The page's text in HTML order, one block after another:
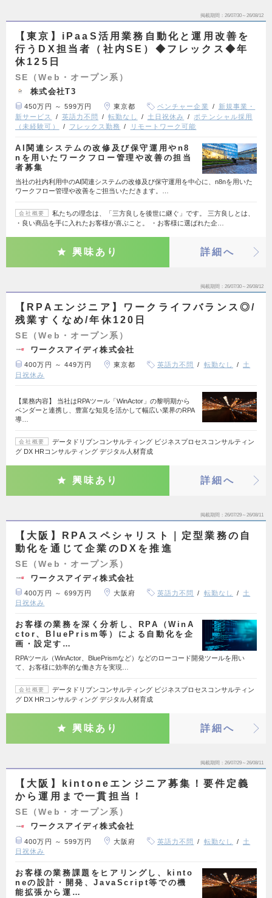
掲載期間 26/07/30～26/08/12
【東京】iPaaS活用業務自動化と運用改善を
行うDX担当者（社内SE）◆フレックス◆年
休125日
SE（Web・オープン系）
株式会社T3
450万円 ～ 599万円 東京都 ベンチャー企業
新規事業・
新サービス
英語力不問 転勤なし 土日祝休み
ポテンシャル採用
（未経験可）
フレックス勤務 リモートワーク可能
AI関連システムの改修及び保守運用やn8
nを用いたワークフロー管理や改善の担当
者募集
当社の社内利用中のAI関連システムの改修及び保守運用を中心に、n8nを用いた
ワークフロー管理や改善をご担当いただきます。…
会社概要
私たちの理念は、「三方良しを後世に継ぐ」です。 三方良しとは、
・良い商品を手に入れたお客様が喜ぶこと。 ・お客様に選ばれた企…
興味あり 詳細へ
掲載期間 26/07/30～26/08/12
【RPAエンジニア】ワークライフバランス◎/
残業すくなめ/年休120日
SE（Web・オープン系）
ワークスアイディ株式会社
400万円 ～ 449万円 東京都 英語力不問 転勤なし
土
日祝休み
【業務内容】 当社はRPAツール「WinActor」の黎明期から
ベンダーと連携し、豊富な知見を活かして幅広い業界のRPA
導…
会社概要
データドリブンコンサルティング ビジネスプロセスコンサルティン
グ DX HRコンサルティング デジタル人材育成
興味あり 詳細へ
掲載期間 26/07/29～26/08/11
【大阪】RPAスペシャリスト｜定型業務の自
動化を通じて企業のDXを推進
SE（Web・オープン系）
ワークスアイディ株式会社
400万円 ～ 699万円 大阪府 英語力不問 転勤なし
土
日祝休み
お客様の業務を深く分析し、RPA（WinA
ctor、BluePrism等）による自動化を企
画・設定す…
RPAツール（WinActor、BluePrismなど）などのローコード開発ツールを用い
て、お客様に効率的な働き方を実現…
会社概要
データドリブンコンサルティング ビジネスプロセスコンサルティン
グ DX HRコンサルティング デジタル人材育成
興味あり 詳細へ
掲載期間 26/07/29～26/08/11
【大阪】kintoneエンジニア募集！要件定義
から運用まで一貫担当！
SE（Web・オープン系）
ワークスアイディ株式会社
400万円 ～ 599万円 大阪府 英語力不問 転勤なし
土
日祝休み
お客様の業務課題をヒアリングし、kinto
neの設計・開発、JavaScript等での機
能拡張から運…